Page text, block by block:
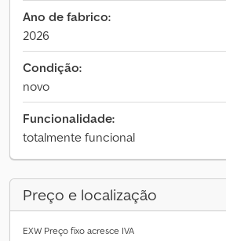
Ano de fabrico:
2026
Condição:
novo
Funcionalidade:
totalmente funcional
Preço e localização
EXW Preço fixo acresce IVA